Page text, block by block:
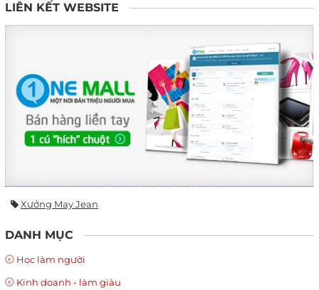
LIÊN KẾT WEBSITE
Xưởng May Jean
DANH MỤC
Học làm người
Kinh doanh - làm giàu